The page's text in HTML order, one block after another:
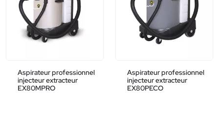
Aspirateur professionnel
injecteur extracteur
EX80MPRO
Aspirateur professionnel
injecteur extracteur
EX80PECO